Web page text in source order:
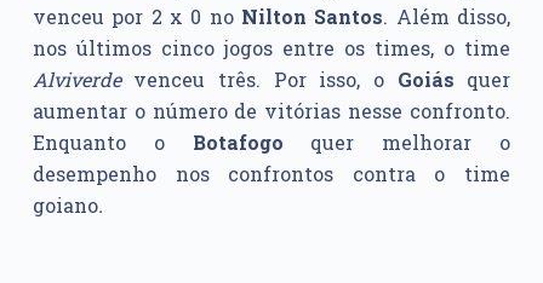
venceu por 2 x 0 no Nilton Santos. Além disso,
nos últimos cinco jogos entre os times, o time
Alviverdevenceu três. Por isso, o Goiás quer
aumentar o número de vitórias nesse confronto.
Enquanto o Botafogo quer melhorar o
desempenho nos confrontos contra o time
goiano.